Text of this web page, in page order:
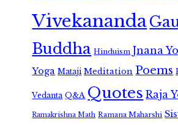
Vivekananda
Buddha Hinduism Jnana
Yoga Mataji Meditation Poems
Vedanta Q&A Quotes Raja
Ramakrishna Math Ramana Maharshi